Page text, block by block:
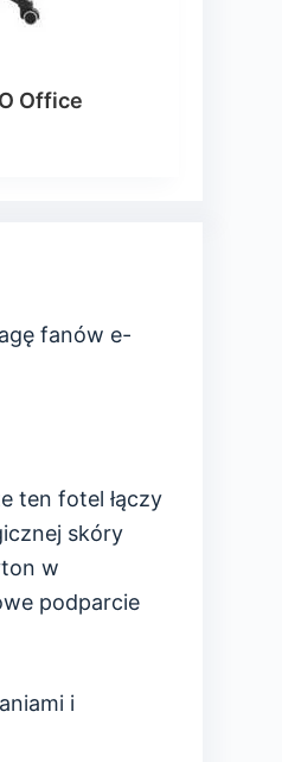
Office
fanów e-
ten fotel łączy
skóry
w
podparcie
i